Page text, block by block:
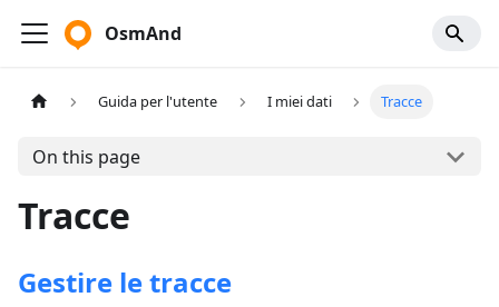
OsmAnd
Guida per l'utente I miei dati Tracce
On this page
Tracce
Gestire le tracce